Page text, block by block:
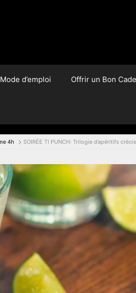
d’emploi Offrir un Bon
4h SOIRÉE TI PUNCH: Trilogie d’apéritifs